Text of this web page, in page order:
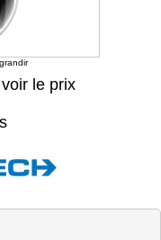
le prix